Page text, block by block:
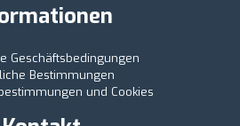
Geschäftsbedingungen
Bestimmungen
und Cookies